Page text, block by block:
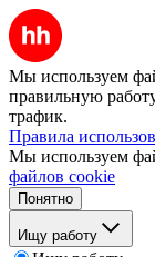
Мы используем
правильную
трафик.
Правила
Мы используем
файлов cookie
Понятно
Ищу работу